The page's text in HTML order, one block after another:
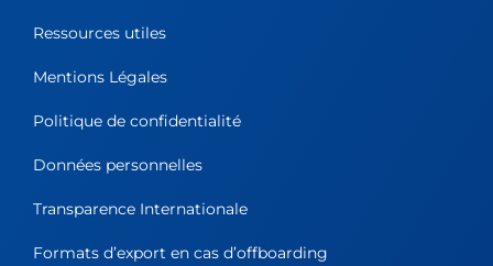
Ressources utiles
Mentions Légales
Politique de confidentialité
Données personnelles
Transparence Internationale
Formats d’export en cas d’offboarding